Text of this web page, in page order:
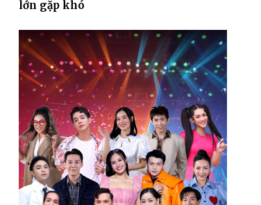
lớn gặp khó